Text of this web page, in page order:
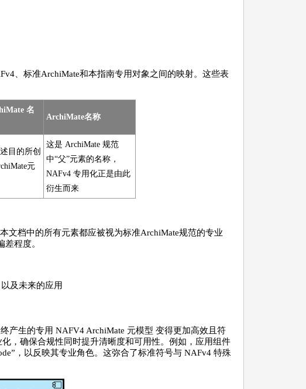
、标准ArchiMate和本指南专用对象之间的映射。这些表
名
ArchiMate名称
目的所创
元
这是 ArchiMate 规范
中“父”元素的名称，
NAFv4 专用化正是由此
衍生而来
文档中的所有元素都应被视为标准ArchiMate规范的专业
程度。
及未来的应用
产生的专用 NAFV4 ArchiMate 元模型 变得更加高效且符
，确保合规性同时提升清晰度和可用性。例如，应用组件
，以反映其专业角色。这弥合了标准符号与 NAFv4 特殊